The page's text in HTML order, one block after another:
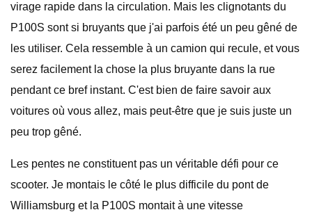
virage rapide dans la circulation. Mais les clignotants du
P100S sont si bruyants que j'ai parfois été un peu gêné de
les utiliser. Cela ressemble à un camion qui recule, et vous
serez facilement la chose la plus bruyante dans la rue
pendant ce bref instant. C'est bien de faire savoir aux
voitures où vous allez, mais peut-être que je suis juste un
peu trop gêné.
Les pentes ne constituent pas un véritable défi pour ce
scooter. Je montais le côté le plus difficile du pont de
Williamsburg et la P100S montait à une vitesse